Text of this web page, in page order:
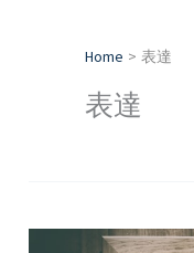
Home 表達
表達